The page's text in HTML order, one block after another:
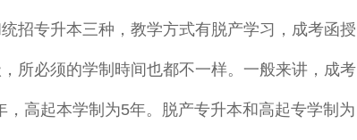
专升本三种，教学方式有脱产学习，成考函授
所必须的学制時间也都不一样。一般来讲，成考
高起本学制为5年。脱产专升本和高起专学制为